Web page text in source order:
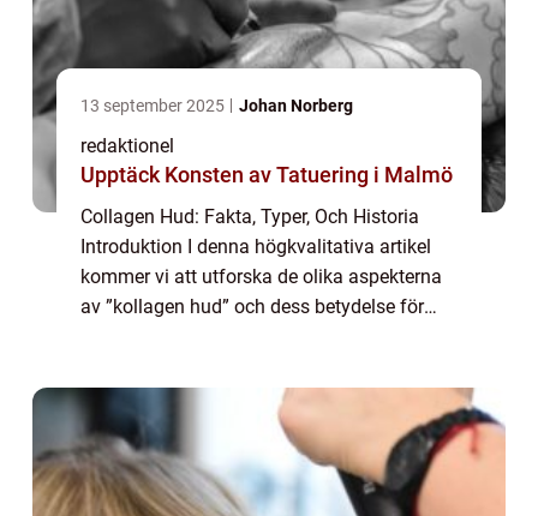
13 september 2025 Johan Norberg
redaktionel
Upptäck Konsten av Tatuering i Malmö
Collagen Hud: Fakta, Typer, Och Historia
Introduktion I denna högkvalitativa artikel
kommer vi att utforska de olika aspekterna
av ”kollagen hud” och dess betydelse för